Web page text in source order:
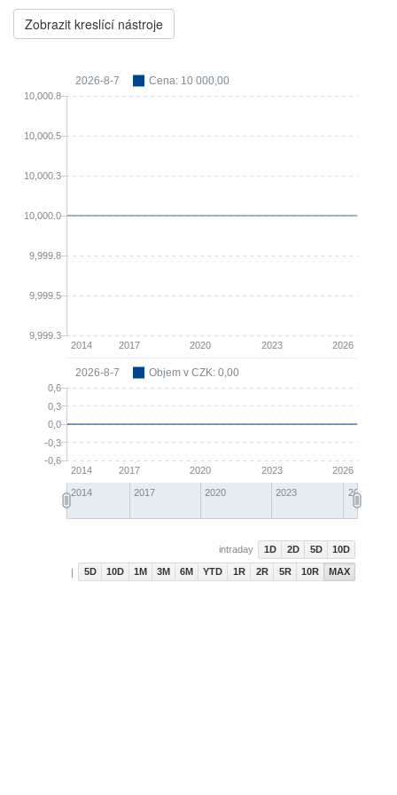
Zobrazit kreslící nástroje
9,999.3
9,999.5
9,999.8
10,000.0
10,000.3
10,000.5
10,000.8
2014 2020 2026
2017 2023
2026-8-7 Cena: 10 000,00
-0,6
-0,3
0,0
0,3
0,6
2014 2020 2026
2017 2023
2026-8-7 Objem v CZK: 0,00
2014 2020 2026
2017 2023
intraday 1D 2D 5D 10D
| 5D 10D 1M 3M 6M YTD 1R 2R 5R 10R MAX